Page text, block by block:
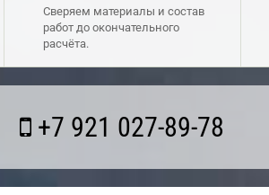
Сверяем материалы и состав
работ до окончательного
расчёта.
+7 921 027-89-78